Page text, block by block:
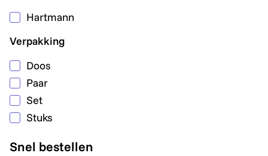
Hartmann
Verpakking
Doos
Paar
Set
Stuks
Snel bestellen